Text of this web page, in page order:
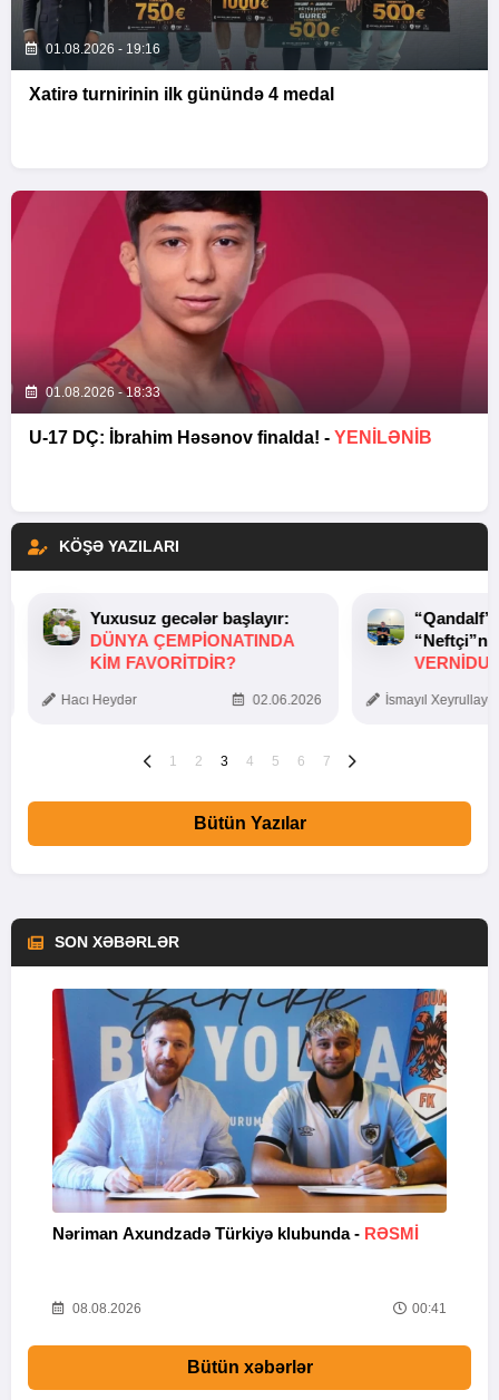
01.08.2026 - 19:16
Xatirə turnirinin ilk günündə 4 medal
01.08.2026 - 18:33
U-17 DÇ: İbrahim Həsənov finalda! - YENİLƏNİB
KÖŞƏ YAZILARI
Yuxusuz gecələr başlayır:
DÜNYA ÇEMPIONATINDA
KIM FAVORITDIR?
Hacı Heydər 02.06.2026 İsmayıl
1 2 3 4 5 6 7
Bütün Yazılar
SON XƏBƏRLƏR
Nəriman Axundzadə Türkiyə klubunda - RƏSMİ
08.08.2026 00:41
Bütün xəbərlər